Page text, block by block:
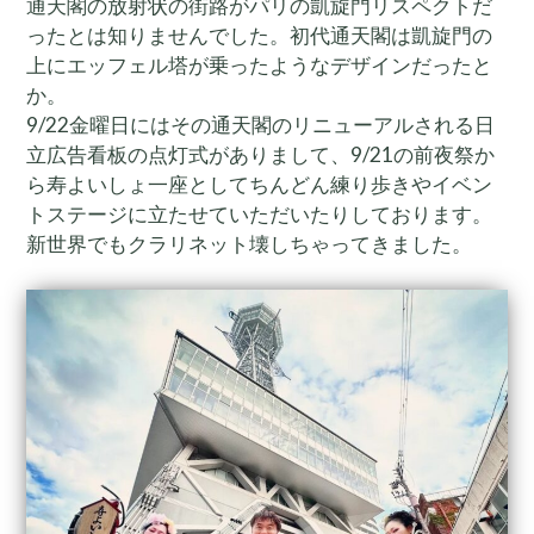
通天閣の放射状の街路がパリの凱旋門リスペクトだ
ったとは知りませんでした。初代通天閣は凱旋門の
上にエッフェル塔が乗ったようなデザインだったと
か。
9/22金曜日にはその通天閣のリニューアルされる日
立広告看板の点灯式がありまして、9/21の前夜祭か
ら寿よいしょ一座としてちんどん練り歩きやイベン
トステージに立たせていただいたりしております。
新世界でもクラリネット壊しちゃってきました。